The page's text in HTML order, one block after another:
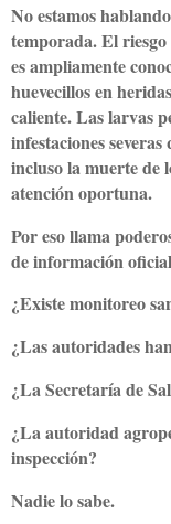
No estamos
temporada. El
es ampliamente
huevecillos en
caliente. Las larvas
infestaciones
incluso la muerte de
atención oportuna.
Por eso llama
de información
¿Existe monitoreo
¿Las autoridades
¿La Secretaría de
¿La autoridad
inspección?
Nadie lo sabe.